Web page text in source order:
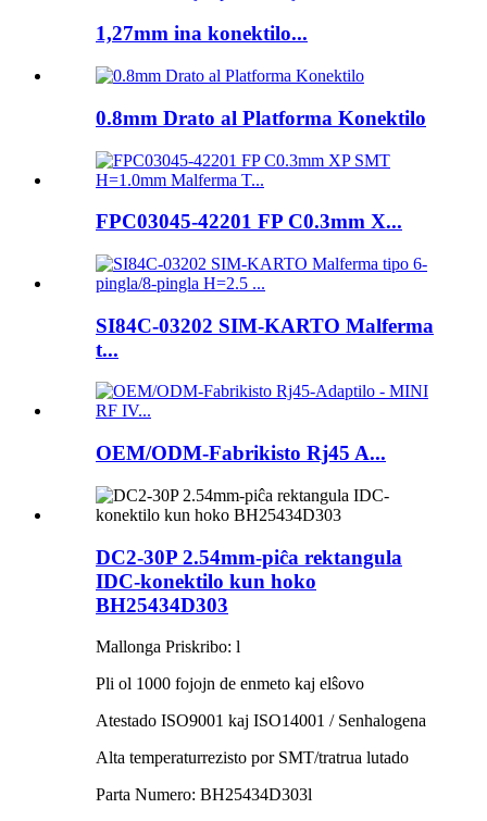
1,27mm ina konektilo...
0.8mm Drato al Platforma Konektilo
FPC03045-42201 FP C0.3mm X...
SI84C-03202 SIM-KARTO Malferma
t...
OEM/ODM-Fabrikisto Rj45 A...
DC2-30P 2.54mm-piĉa rektangula
IDC-konektilo kun hoko
BH25434D303
Mallonga Priskribo: l
Pli ol 1000 fojojn de enmeto kaj elŝovo
Atestado ISO9001 kaj ISO14001 / Senhalogena
Alta temperaturrezisto por SMT/tratrua lutado
Parta Numero: BH25434D303l